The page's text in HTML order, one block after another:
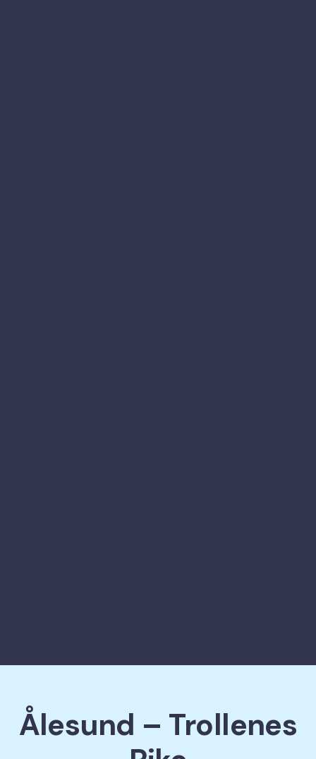
Ålesund – Trollenes